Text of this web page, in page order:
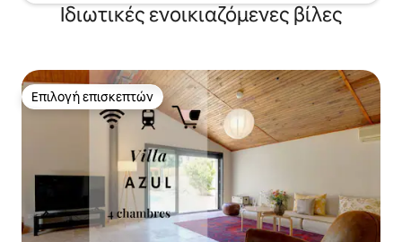
Ιδιωτικές ενοικιαζόμενες βίλες
Επιλογή επισκεπτών
Επιλογή επισκεπτών